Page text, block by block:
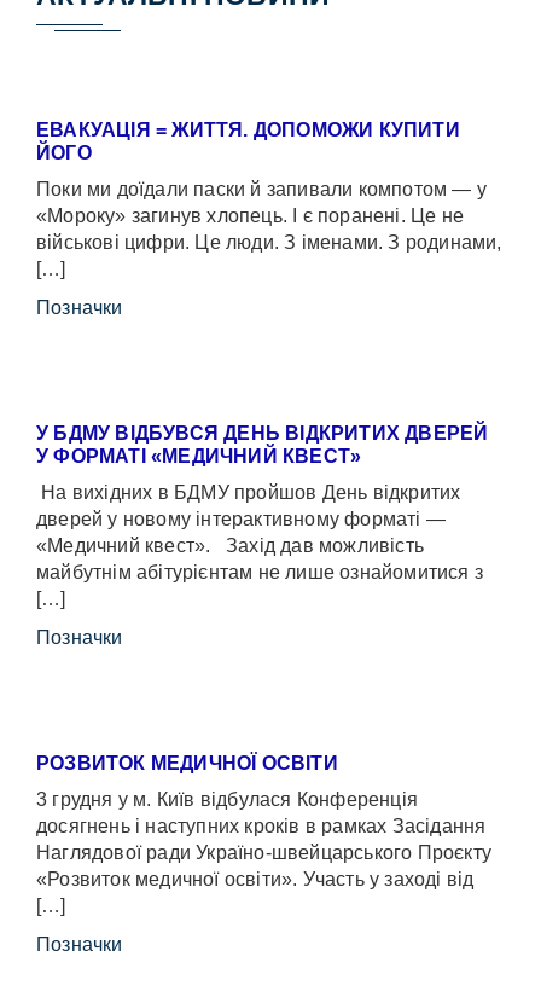
ЕВАКУАЦІЯ = ЖИТТЯ. ДОПОМОЖИ КУПИТИ
ЙОГО
Поки ми доїдали паски й запивали компотом — у
«Мороку» загинув хлопець. І є поранені. Це не
військові цифри. Це люди. З іменами. З родинами,
[…]
Позначки
У БДМУ ВІДБУВСЯ ДЕНЬ ВІДКРИТИХ ДВЕРЕЙ
У ФОРМАТІ «МЕДИЧНИЙ КВЕСТ»
На вихідних в БДМУ пройшов День відкритих
дверей у новому інтерактивному форматі —
«Медичний квест». Захід дав можливість
майбутнім абітурієнтам не лише ознайомитися з
[…]
Позначки
РОЗВИТОК МЕДИЧНОЇ ОСВІТИ
3 грудня у м. Київ відбулася Конференція
досягнень і наступних кроків в рамках Засідання
Наглядової ради Україно-швейцарського Проєкту
«Розвиток медичної освіти». Участь у заході від
[…]
Позначки